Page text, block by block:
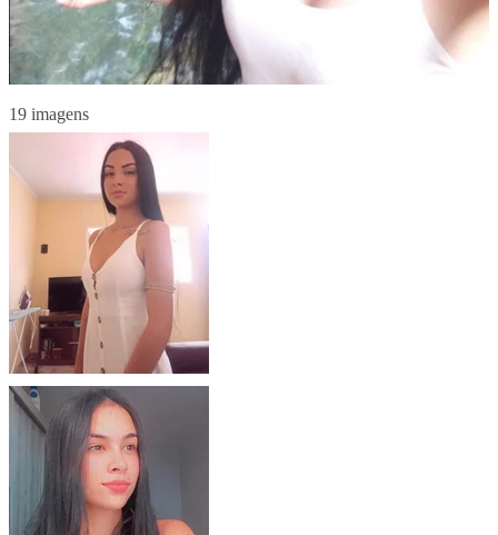
19 imagens